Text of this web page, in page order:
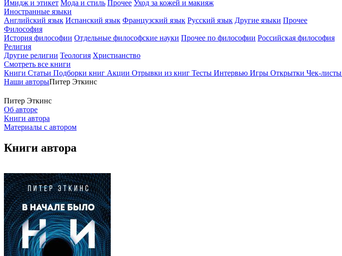
Имидж и этикет Мода и стиль Прочее Уход за кожей и макияж
Иностранные языки
Английский язык Испанский язык Французский язык Русский язык Другие языки Прочее
Философия
История философии Отдельные философские науки Прочее по философии Российская философия
Религия
Другие религии Теология Христианство
Смотреть все книги
Книги Статьи Подборки книг Акции Отрывки из книг Тесты Интервью Игры Открытки Чек-листы
Наши авторыПитер Эткинс
Питер Эткинс
Об авторе
Книги автора
Материалы с автором
Книги автора